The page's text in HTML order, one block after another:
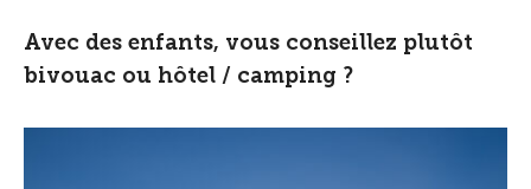
Avec des enfants, vous conseillez plutôt
bivouac ou hôtel / camping ?